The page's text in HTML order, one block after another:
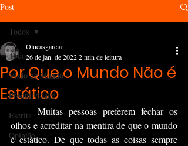
Post
Todos
Visão de Mundo
Produtividade
Escrita
Opinião
Todos
Por Que o Mundo Não é
Estático
Olucasgarcia
26 de jan. de 20222 min de leitura
	Muitas pessoas preferem fechar os
olhos e acreditar na mentira de que o mundo
é estático. De que todas as coisas sempre